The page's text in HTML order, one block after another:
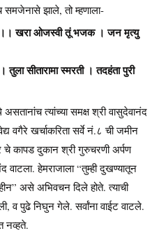
समजेनासे झाले, तो म्हणाला-
।। खरा ओजस्वी तूं भजक । जन मृत्यु
सीतारामा स्मरती । तदहंता पुरी
असतानांच त्यांच्या समक्ष श्री वासुदेवानंद
वगैरे खर्चाकरिता सर्वे नं.८ ची जमीन
कापड दुकान श्री गुरुचरणी अर्पण
वाटला. हेमराजाला “तुम्ही दुखण्यातून
असे अभिवचन दिले होते. त्याची
व पुढे निघुन गेले. सर्वांना वाईट वाटले.
नव्हते.